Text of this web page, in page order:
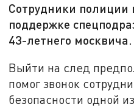
Сотрудники полиции
поддержке
43-летнего москвича.
Выйти на след
помог звонок
безопасности одной